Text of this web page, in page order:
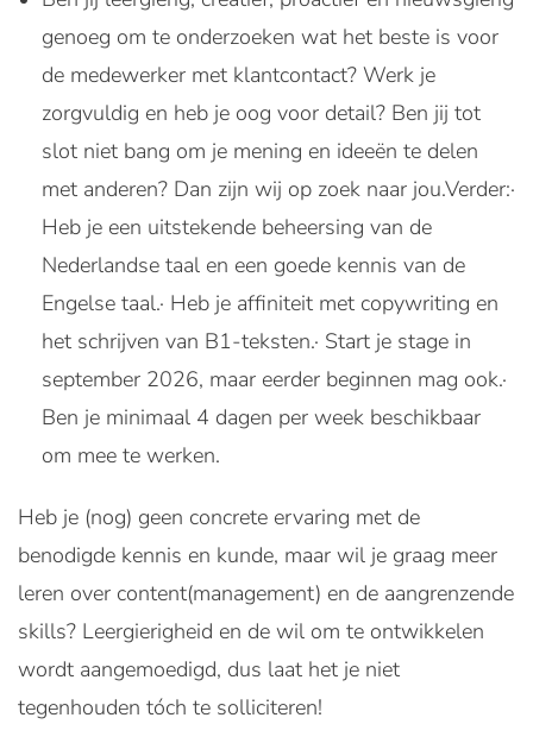
genoeg om te onderzoeken wat het beste is voor
de medewerker met klantcontact? Werk je
zorgvuldig en heb je oog voor detail? Ben jij tot
slot niet bang om je mening en ideeën te delen
met anderen? Dan zijn wij op zoek naar jou.Verder:·
Heb je een uitstekende beheersing van de
Nederlandse taal en een goede kennis van de
Engelse taal.· Heb je affiniteit met copywriting en
het schrijven van B1-teksten.· Start je stage in
september 2026, maar eerder beginnen mag ook.·
Ben je minimaal 4 dagen per week beschikbaar
om mee te werken.
Heb je (nog) geen concrete ervaring met de
benodigde kennis en kunde, maar wil je graag meer
leren over content(management) en de aangrenzende
skills? Leergierigheid en de wil om te ontwikkelen
wordt aangemoedigd, dus laat het je niet
tegenhouden tóch te solliciteren!